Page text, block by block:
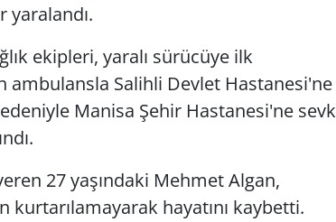
yaralandı.
ekipleri, yaralı sürücüye ilk
ambulansla Salihli Devlet Hastanesi'ne
Manisa Şehir Hastanesi'ne sevk
27 yaşındaki Mehmet Algan,
hayatını kaybetti.